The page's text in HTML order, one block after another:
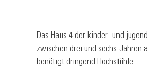
Das Haus 4 der kinder- und
zwischen drei und sechs Jahren
benötigt dringend Hochstühle.